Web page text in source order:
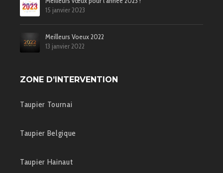
15 janvier 2023
Meilleurs Voeux 2022
13 janvier 2022
ZONE D’INTERVENTION
Taupier Tournai
Taupier Belgique
Taupier Hainaut